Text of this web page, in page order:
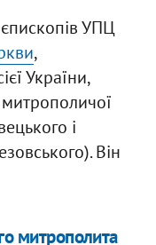
УПЦ
,
України,
і
Він
митрополита